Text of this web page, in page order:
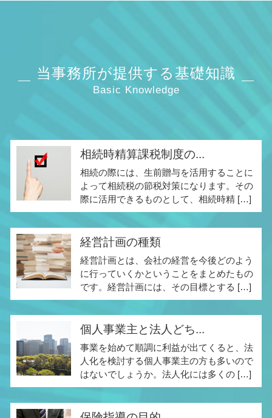
当事務所が提供する基礎知識
Basic Knowledge
相続時精算課税制度の...
相続の際には、生前贈与を活用することに
よって相続税の節税対策になります。その
際に活用できるものとして、相続時精 […]
経営計画の種類
経営計画とは、会社の経営を今後どのよう
に行っていくかということをまとめたもの
です。経営計画には、その目標とする […]
個人事業主と法人どち...
事業を始めて順調に利益が出てくると、法
人化を検討する個人事業主の方も多いので
はないでしょうか。法人化には多くの […]